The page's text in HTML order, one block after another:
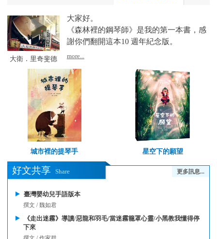
大衛．里奇斐德
大家好。
《森林裡的鋼琴師》是我的第一本書，感
謝你們翻開這本10 週年紀念版。
more...
城市裡的提琴手 星空下的願望
好文共享 Share 更多訊息...
臺灣嬰幼兒手語版本
撰文 / 魏如君
《走出迷霧》導讀/惡龍和羽毛/當迷霧籠罩心靈/小黑教我懂得停
下來